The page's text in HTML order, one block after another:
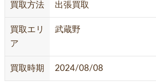
買取方法 出張買取
買取エリ
ア
武蔵野
買取時期 2024/08/08